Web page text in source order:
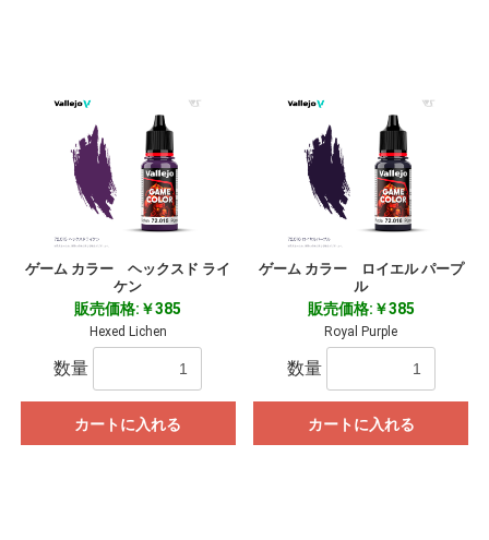
ゲーム カラー ヘックスド ライ
ケン
販売価格:￥385
Hexed Lichen
数量
カートに入れる
ゲーム カラー ロイエル パープ
ル
販売価格:￥385
Royal Purple
数量
カートに入れる